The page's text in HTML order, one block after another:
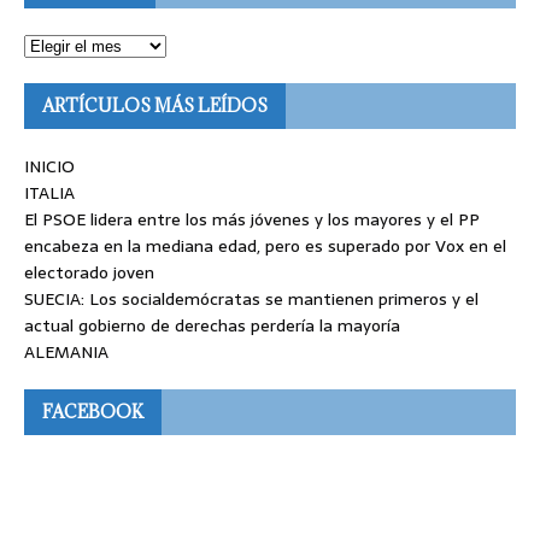
ARTÍCULOS MÁS LEÍDOS
INICIO
ITALIA
El PSOE lidera entre los más jóvenes y los mayores y el PP
encabeza en la mediana edad, pero es superado por Vox en el
electorado joven
SUECIA: Los socialdemócratas se mantienen primeros y el
actual gobierno de derechas perdería la mayoría
ALEMANIA
FACEBOOK